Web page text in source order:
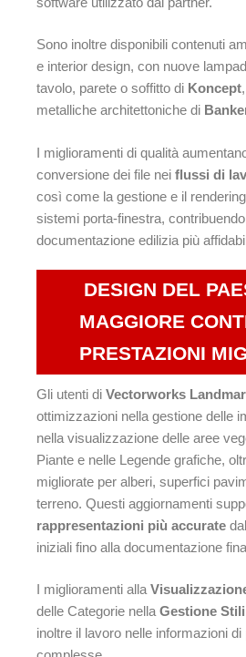
Sono inoltre disponibili contenuti
e interior design, con nuove
tavolo, parete o soffitto di Koncept
metalliche architettoniche di
I miglioramenti di qualità
conversione dei file nei flussi di
così come la gestione e il
sistemi porta-finestra,
documentazione edilizia più
DESIGN DEL
MAGGIORE
PRESTAZIONI
Gli utenti di Vectorworks
ottimizzazioni nella gestione delle
nella visualizzazione delle aree
Piante e nelle Legende grafiche,
migliorate per alberi, superfici
terreno. Questi aggiornamenti
rappresentazioni più accurate
iniziali fino alla documentazione
I miglioramenti alla
delle Categorie nella Gestione
inoltre il lavoro nelle informazioni